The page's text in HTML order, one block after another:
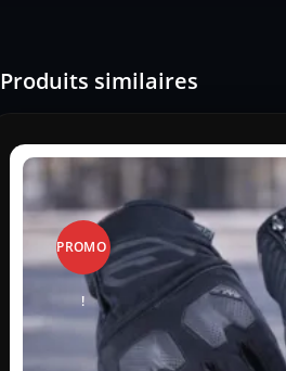
Produits similaires
PROMO
!